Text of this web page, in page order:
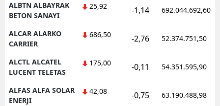
ALBTN ALBAYRAK
BETON SANAYI
25,92 -1,14 692.044.692,60
ALCAR ALARKO
CARRIER
686,50 -2,76 52.374.751,50
ALCTL ALCATEL
LUCENT TELETAS
175,00 -0,11 54.351.595,90
ALFAS ALFA SOLAR
ENERJI
42,08 -0,75 63.190.488,98